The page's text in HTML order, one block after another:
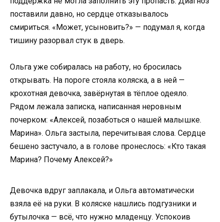
поставили давно, но сердце отказывалось
смириться. «Может, усыновить?» — подумал я, когда
тишину разорвал стук в дверь.
Ольга уже собиралась на работу, но бросилась
открывать. На пороге стояла коляска, а в ней —
крохотная девочка, завёрнутая в тёплое одеяло.
Рядом лежала записка, написанная неровным
почерком: «Алексей, позаботься о нашей малышке.
Марина». Ольга застыла, перечитывая слова. Сердце
бешено застучало, а в голове пронеслось: «Кто такая
Марина? Почему Алексей?»
Девочка вдруг заплакала, и Ольга автоматически
взяла её на руки. В коляске нашлись подгузники и
бутылочка — всё, что нужно младенцу. Успокоив